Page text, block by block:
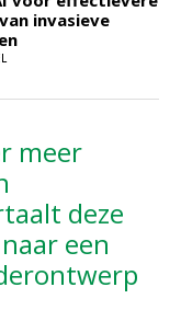
invasieve
meer
deze
een